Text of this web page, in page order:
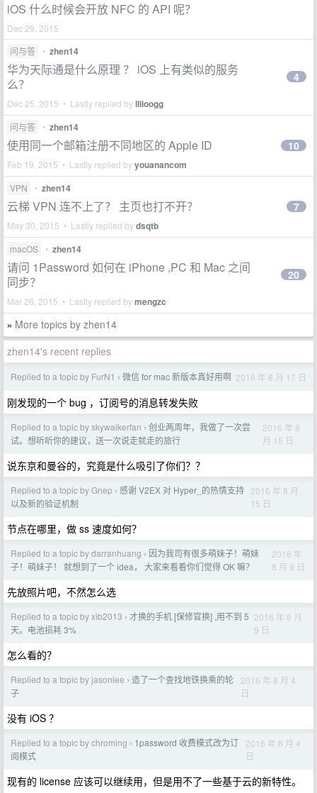
iOS 什么时候会开放 NFC 的 API 呢？
Dec 29, 2015
问与答
• zhen14
华为天际通是什么原理 ？ iOS 上有类似的服务
么？
Dec 25, 2015 • Lastly replied bylliioogg
4
问与答 • zhen14
使用同一个邮箱注册不同地区的 Apple ID
Feb 19, 2015 • Lastly replied byyouanancom
10
VPN • zhen14
云梯 VPN 连不上了？ 主页也打不开？
May 30, 2015 • Lastly replied bydsqtb
7
macOS • zhen14
请问 1Password 如何在 iPhone ,PC 和 Mac 之间
同步？
Mar 26, 2015 • Lastly replied bymengzc
20
» More topics by zhen14
zhen14's recent replies
Replied to a topic by FurN1 › 微信 for mac 新版本真好用啊 2016 年 8 月 17 日
刚发现的一个 bug ，订阅号的消息转发失败
Replied to a topic by skywalkerfan › 创业两周年，我做了一次尝
试。想听听你的建议，送一次说走就走的旅行
2016 年 8
月 15 日
说东京和曼谷的，究竟是什么吸引了你们？？
Replied to a topic by Gnep › 感谢 V2EX 对 Hyper_的热情支持
以及新的验证机制
2016 年 8 月
15 日
节点在哪里，做 ss 速度如何？
Replied to a topic by darranhuang › 因为我司有很多萌妹子！萌妹
子！萌妹子！ 就想到了一个 idea， 大家来看看你们觉得 OK 嘛？
2016 年
8 月 9 日
先放照片吧，不然怎么选
Replied to a topic by xib2013 › 才换的手机 [保修官换] ,用不到 5
天。电池损耗 3%
2016 年 8 月
9 日
怎么看的？
Replied to a topic by jasonlee › 造了一个查找地铁换乘的轮
子
2016 年 8 月 4
日
没有 iOS ？
Replied to a topic by chroming › 1password 收费模式改为订
阅模式
2016 年 8 月 4
日
现有的 license 应该可以继续用，但是用不了一些基于云的新特性。